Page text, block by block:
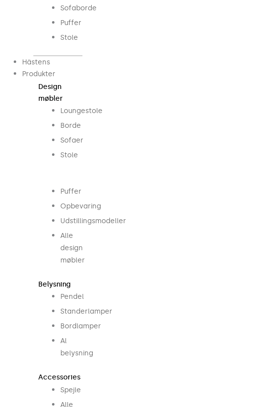
Sofaborde
Puffer
Stole
Hästens
Produkter
Design
møbler
Loungestole
Borde
Sofaer
Stole
Puffer
Opbevaring
Udstillingsmodeller
Alle
design
møbler
Belysning
Pendel
Standerlamper
Bordlamper
Al
belysning
Accessories
Spejle
Alle